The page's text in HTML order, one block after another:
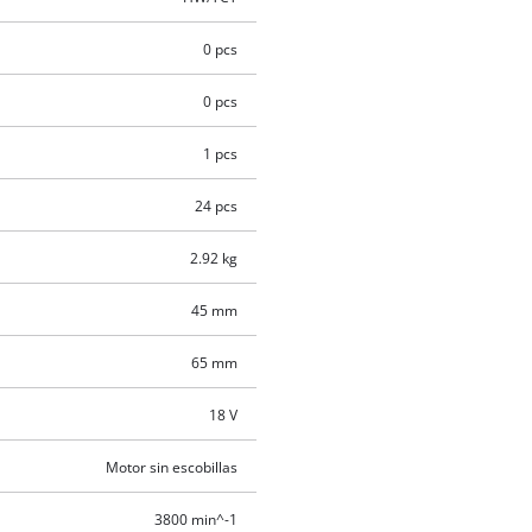
0 pcs
0 pcs
1 pcs
24 pcs
2.92 kg
45 mm
65 mm
18 V
Motor sin escobillas
3800 min^-1